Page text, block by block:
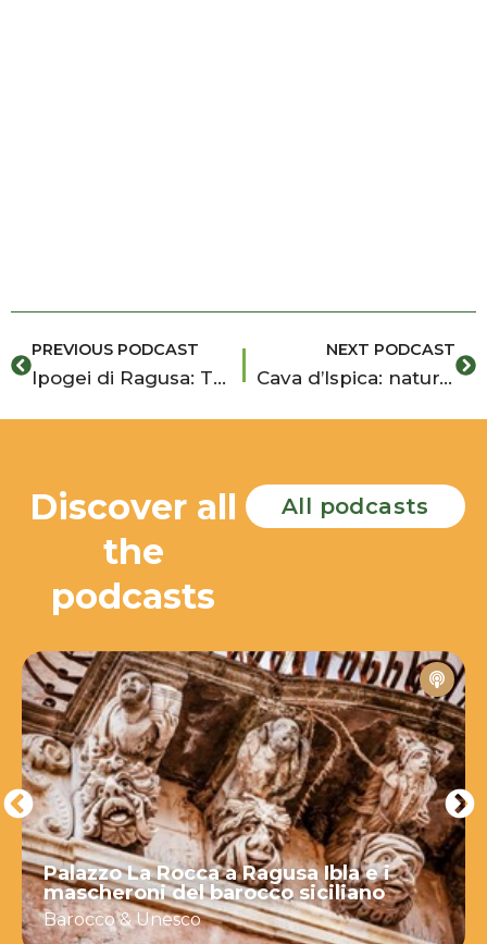
Prev
PREVIOUS PODCAST
Ipogei di Ragusa: Trabacche, Cisternazzi e le tombe di Donnafugata
NEXT PODCAST
Cava d’Ispica: natura e storia tra grotte, necropoli e paesaggi rupestri
Discover all
the
podcasts
All podcasts
Palazzo La Rocca a Ragusa Ibla e i
mascheroni del barocco siciliano
Barocco & Unesco